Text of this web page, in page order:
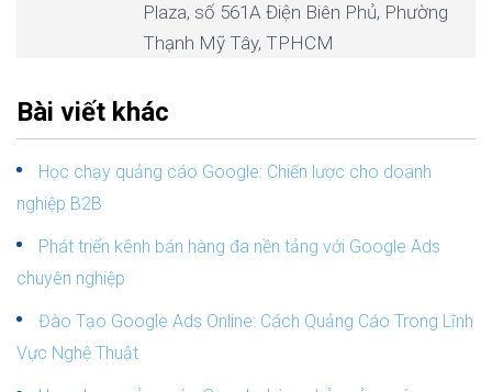
Plaza, số 561A Điện Biên Phủ, Phường
Thạnh Mỹ Tây, TPHCM
Bài viết khác
Học chạy quảng cáo Google: Chiến lược cho doanh
nghiệp B2B
Phát triển kênh bán hàng đa nền tảng với Google Ads
chuyên nghiệp
Đào Tạo Google Ads Online: Cách Quảng Cáo Trong Lĩnh
Vực Nghệ Thuật